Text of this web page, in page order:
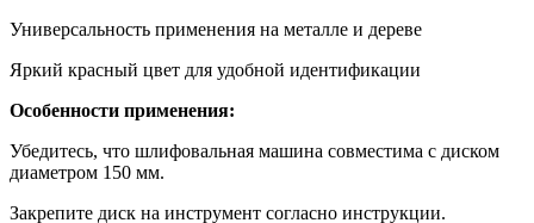
Универсальность применения на металле и дереве
Яркий красный цвет для удобной идентификации
Особенности применения:
Убедитесь, что шлифовальная машина совместима с диском
диаметром 150 мм.
Закрепите диск на инструмент согласно инструкции.